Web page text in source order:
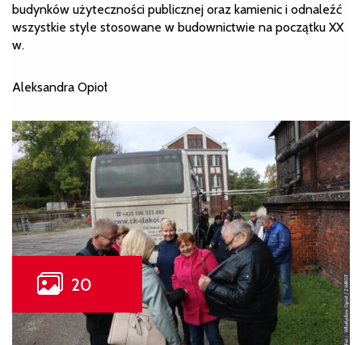
budynków użyteczności publicznej oraz kamienic i odnaleźć
wszystkie style stosowane w budownictwie na początku XX
w.
Aleksandra Opioł